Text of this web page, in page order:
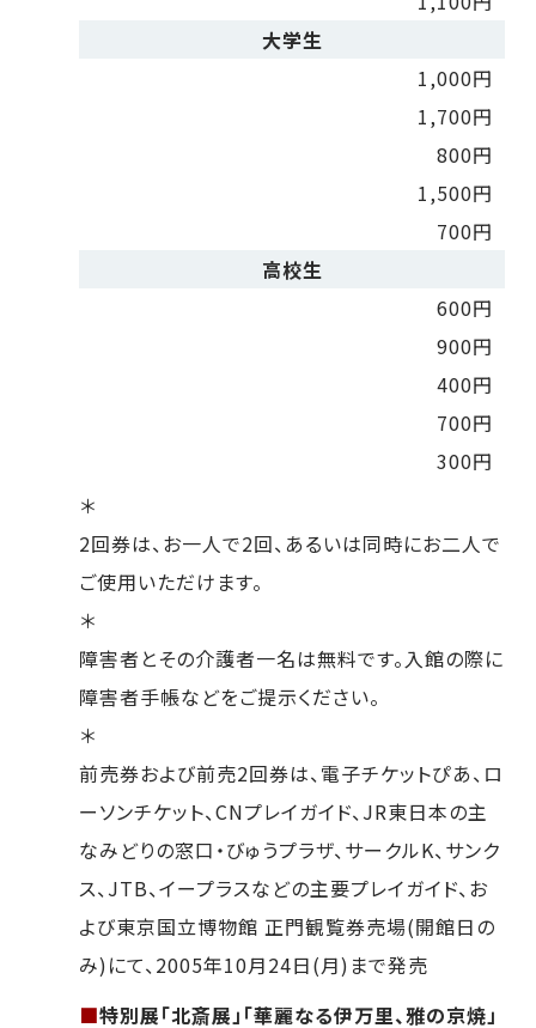
大学生
1,000円
1,700円
800円
1,500円
700円
高校生
600円
900円
400円
700円
300円
＊
2回券は、お一人で2回、あるいは同時にお二人で
ご使用いただけます。
＊
障害者とその介護者一名は無料です。入館の際に
障害者手帳などをご提示ください。
＊
前売券および前売2回券は、電子チケットぴあ、ロ
ーソンチケット、CNプレイガイド、JR東日本の主
なみどりの窓口・びゅうプラザ、サークルK、サンク
ス、JTB、イープラスなどの主要プレイガイド、お
よび東京国立博物館 正門観覧券売場(開館日の
み)にて、2005年10月24日(月)まで発売
■特別展「北斎展」「華麗なる伊万里、雅の京焼」